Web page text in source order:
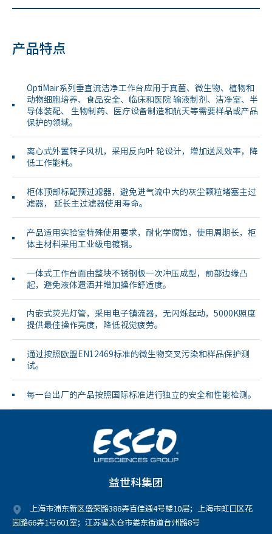
产品特点
OptiMair系列垂直流洁净工作台应用于真菌、微生物、植物和
动物细胞培养、食品安全、临床和医院输液制剂、洁净室、半
导体装配、 生物制药、医疗设备制造和航天等需要样品或产品
保护的领域。
离心式外置转子风机，采用反向叶 轮设计，增加送风效率，降
低工作能耗。
柜体顶部标配预过滤器，避免进气流中大的灰尘颗粒堵塞主过
滤器， 延长主过滤器使用寿命。
产品适用实验室特殊使用要求，耐化学腐蚀，使用周期长，柜
体主材料采用工业级电镀钢。
一体式工作台面由整块不锈钢板一次冲压成型，前部边缘凸
起，避免液体遗洒并增加操作舒适度。
内嵌式荧光灯管，采用电子镇流器，无闪烁起动，5000K照度
提供最佳操作亮度，降低视觉疲劳。
通过按照欧盟EN12469标准的微生物交叉污染和样品保护测
试。
每一台出厂的产品按照国际标准进行独立的安全和性能检测。
益世科集团
上海市浦东新区盛荣路388弄百佳通4号楼10层；上海市虹口区花
园路66弄1号601室；江苏省太仓市娄东街道台州路8号